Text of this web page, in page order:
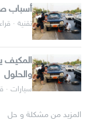
أسباب
تقنية · قراءة 2
المكيف
والحلول
سيارات · قراءة
المزيد من مشكلة و حل